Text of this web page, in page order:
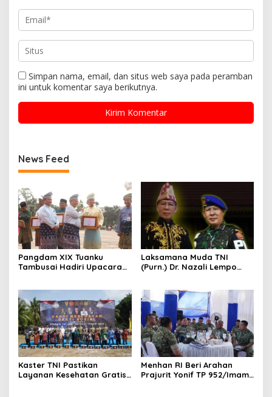
Simpan nama, email, dan situs web saya pada peramban
ini untuk komentar saya berikutnya.
News Feed
Pangdam XIX Tuanku
Tambusai Hadiri Upacara
Laksamana Muda TNI
(Purn.) Dr. Nazali Lempo
Tegas, Berintegritas, dan
Tidak Berkompromi
terhadap Penegakan
Hukum
Kaster TNI Pastikan
Layanan Kesehatan Gratis
Menhan RI Beri Arahan
Prajurit Yonif TP 952/Imam